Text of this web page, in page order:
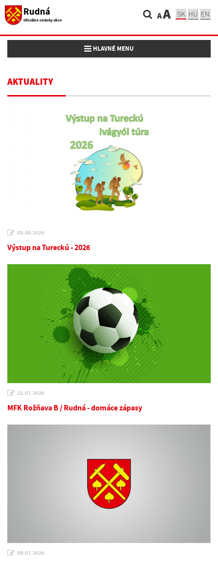
Rudná
Oficiálne stránky obce AA SK HU EN
Toggle navigation
HLAVNÉ MENU
AKTUALITY
05.08.2026
Výstup na Tureckú - 2026
22.07.2026
MFK Rožňava B / Rudná - domáce zápasy
08.07.2026